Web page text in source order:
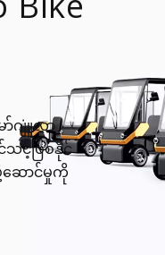
ာ်ဂျူလာ
င့်ဖြစ်နိုင်
ဆောင်မှုကို